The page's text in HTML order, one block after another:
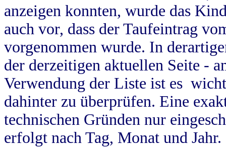
anzeigen konnten, wurde das
auch vor, dass der Taufeintrag
vorgenommen wurde. In
der derzeitigen aktuellen Seite -
Verwendung der Liste ist es
dahinter zu überprüfen. Eine
technischen Gründen nur
erfolgt nach Tag, Monat und Jahr.